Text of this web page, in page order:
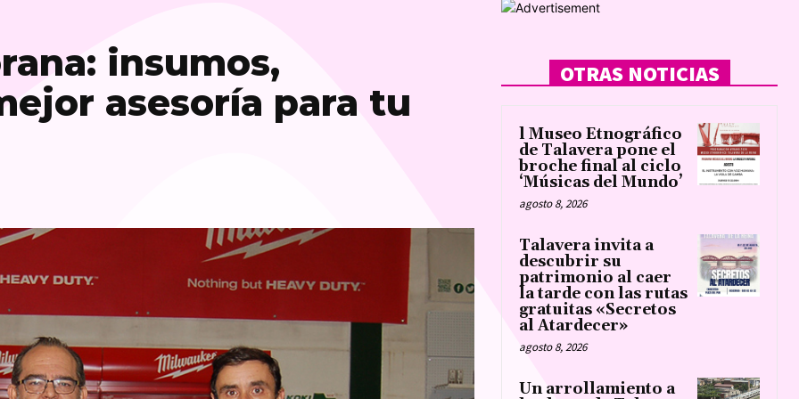
insumos,
asesoría para tu
OTRAS NOTICIAS
l Museo Etnográfico
de Talavera pone el
broche final al ciclo
‘Músicas del Mundo’
agosto 8, 2026
Talavera invita a
descubrir su
patrimonio al caer
la tarde con las rutas
gratuitas «Secretos
al Atardecer»
agosto 8, 2026
Un arrollamiento a